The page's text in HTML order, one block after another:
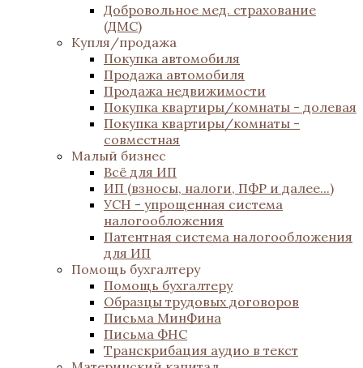
Добровольное мед. страхование
(ДМС)
Купля/продажа
Покупка автомобиля
Продажа автомобиля
Продажа недвижимости
Покупка квартиры/комнаты - долевая
Покупка квартиры/комнаты -
совместная
Малый бизнес
Всё для ИП
ИП (взносы, налоги, ПФР и далее...)
УСН - упрощенная система
налогообложения
Патентная система налогообложения
для ИП
Помощь бухгалтеру
Помощь бухгалтеру
Образцы трудовых договоров
Письма МинФина
Письма ФНС
Транскрибация аудио в текст